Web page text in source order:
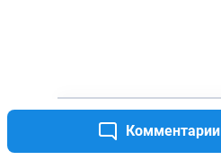
Комментарии